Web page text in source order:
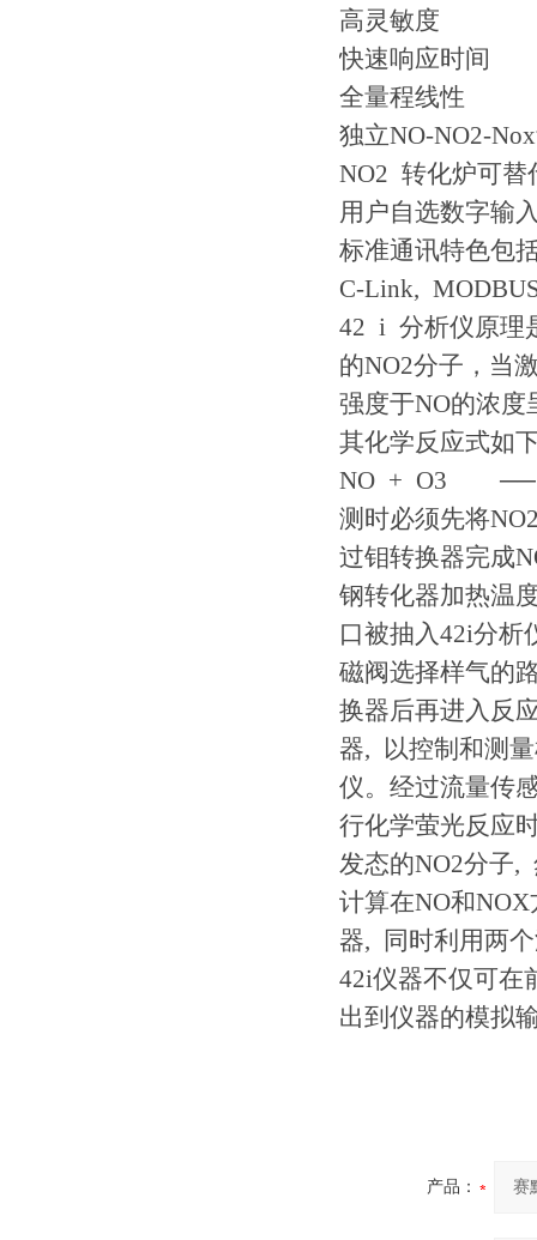
高灵敏度
快速响应时间
全量程线性
独立NO-NO2-
NO2 转化炉可替
用户自选数字输
标准通讯特色包
C-Link,
42 i 分析仪原理
的NO2分子，当
强度于NO的浓
其化学反应式如
NO + O3 ──
测时必须先将
过钼转换器完成
钢转化器加热温
口被抽入42i分析
磁阀选择样气的
换器后再进入反
器, 以控制和测
仪。经过流量传
行化学萤光反应
发态的NO2分子,
计算在NO和
器, 同时利用两
42i仪器不仅可在
出到仪器的模拟
产品：